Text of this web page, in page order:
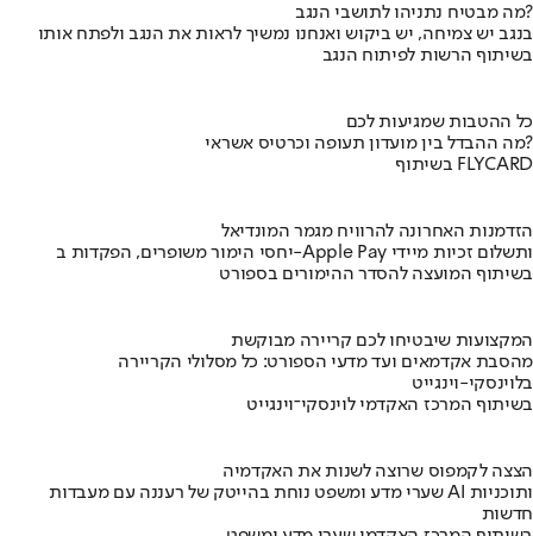
מה מבטיח נתניהו לתושבי הנגב?
בנגב יש צמיחה, יש ביקוש ואנחנו נמשיך לראות את הנגב ולפתח אותו
בשיתוף הרשות לפיתוח הנגב
כל ההטבות שמגיעות לכם
מה ההבדל בין מועדון תעופה וכרטיס אשראי?
בשיתוף FLYCARD
הזדמנות האחרונה להרוויח מגמר המונדיאל
יחסי הימור משופרים, הפקדות ב-Apple Pay ותשלום זכיות מיידי
בשיתוף המועצה להסדר ההימורים בספורט
המקצועות שיבטיחו לכם קריירה מבוקשת
מהסבת אקדמאים ועד מדעי הספורט: כל מסלולי הקריירה
בלוינסקי-וינגייט
בשיתוף המרכז האקדמי לוינסקי־וינגייט
הצצה לקמפוס שרוצה לשנות את האקדמיה
שערי מדע ומשפט נוחת בהייטק של רעננה עם מעבדות AI ותוכניות
חדשות